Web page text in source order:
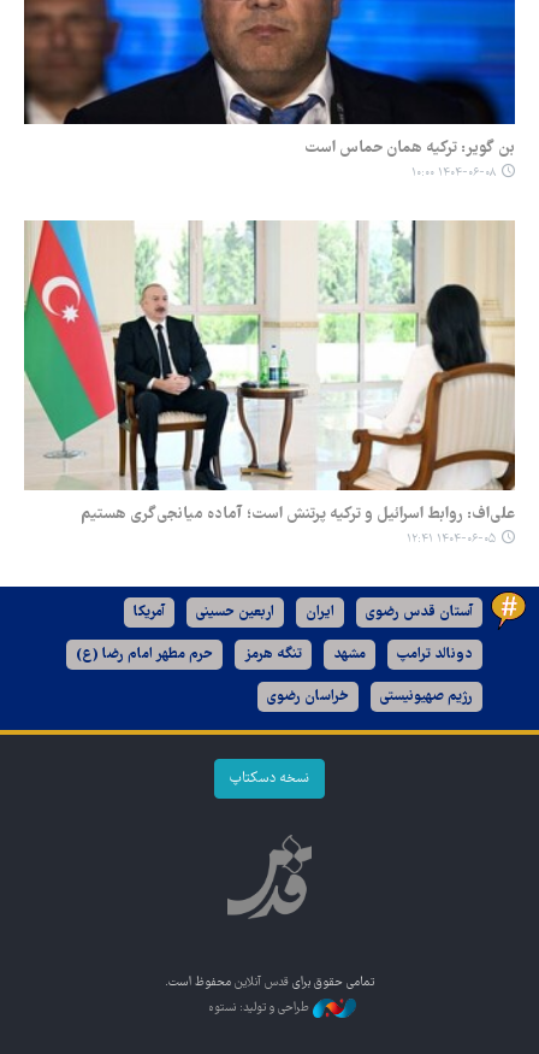
بن گویر: ترکیه همان حماس است
۱۴۰۴-۰۶-۰۸ ۱۰:۰۰
علی‌اف: روابط اسرائیل و ترکیه پرتنش است؛ آماده میانجی‌گری هستیم
۱۴۰۴-۰۶-۰۵ ۱۲:۴۱
آستان قدس رضوی ایران اربعین حسینی آمریکا
دونالد ترامپ مشهد تنگه هرمز حرم مطهر امام رضا (ع)
رژیم صهیونیستی خراسان رضوی
نسخه دسکتاپ
تمامی حقوق برای قدس آنلاین محفوظ است.
طراحی و تولید: نستوه